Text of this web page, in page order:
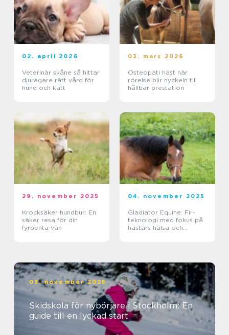
02. april 2026
Veterinär skåne så hittar
djurägare rätt vård för
hund och katt
03. mars 2026
Osteopati häst när
rörelse blir nyckeln till
hållbar prestation
29. november 2025
Krocksäker hundbur: En
säker resa för din
fyrbenta vän
04. november 2025
Gladiator Equine: Fir-
teknologi med fokus på
hästars hälsa och
03. november 2025
Skidskola för nybörjare i Stockholm: En
guide till en lyckad start